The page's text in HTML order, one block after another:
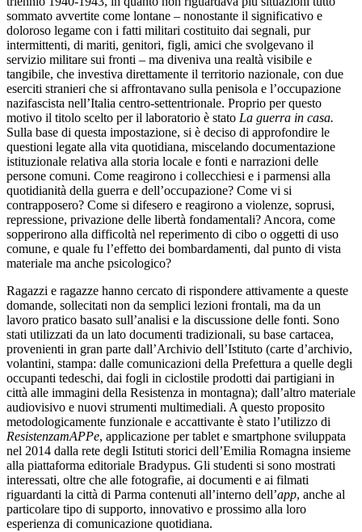
sommato avvertite come lontane – nonostante il significativo e
doloroso legame con i fatti militari costituito dai segnali, pur
intermittenti, di mariti, genitori, figli, amici che svolgevano il
servizio militare sui fronti – ma diveniva una realtà visibile e
tangibile, che investiva direttamente il territorio nazionale, con due
eserciti stranieri che si affrontavano sulla penisola e l’occupazione
nazifascista nell’Italia centro-settentrionale. Proprio per questo
motivo il titolo scelto per il laboratorio è stato La guerra in casa.
Sulla base di questa impostazione, si è deciso di approfondire le
questioni legate alla vita quotidiana, miscelando documentazione
istituzionale relativa alla storia locale e fonti e narrazioni delle
persone comuni. Come reagirono i collecchiesi e i parmensi alla
quotidianità della guerra e dell’occupazione? Come vi si
contrapposero? Come si difesero e reagirono a violenze, soprusi,
repressione, privazione delle libertà fondamentali? Ancora, come
sopperirono alla difficoltà nel reperimento di cibo o oggetti di uso
comune, e quale fu l’effetto dei bombardamenti, dal punto di vista
materiale ma anche psicologico?
Ragazzi e ragazze hanno cercato di rispondere attivamente a queste
domande, sollecitati non da semplici lezioni frontali, ma da un
lavoro pratico basato sull’analisi e la discussione delle fonti. Sono
stati utilizzati da un lato documenti tradizionali, su base cartacea,
provenienti in gran parte dall’Archivio dell’Istituto (carte d’archivio,
volantini, stampa: dalle comunicazioni della Prefettura a quelle degli
occupanti tedeschi, dai fogli in ciclostile prodotti dai partigiani in
città alle immagini della Resistenza in montagna); dall’altro materiale
audiovisivo e nuovi strumenti multimediali. A questo proposito
metodologicamente funzionale e accattivante è stato l’utilizzo di
ResistenzamAPPe, applicazione per tablet e smartphone sviluppata
nel 2014 dalla rete degli Istituti storici dell’Emilia Romagna insieme
alla piattaforma editoriale Bradypus. Gli studenti si sono mostrati
interessati, oltre che alle fotografie, ai documenti e ai filmati
riguardanti la città di Parma contenuti all’interno dell’app, anche al
particolare tipo di supporto, innovativo e prossimo alla loro
esperienza di comunicazione quotidiana.